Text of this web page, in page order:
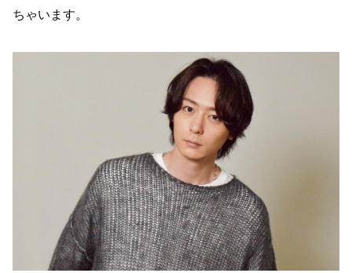
ちゃいます。